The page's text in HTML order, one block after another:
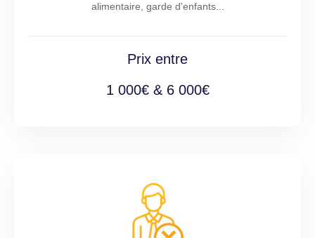
alimentaire, garde d'enfants...
Prix entre
1 000€ & 6 000€